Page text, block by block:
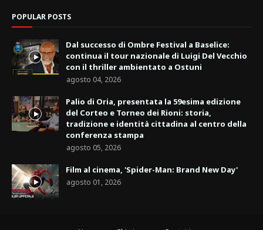
POPULAR POSTS
Dal successo di Ombre Festival a Baselice:
continua il tour nazionale di Luigi Del Vecchio
con il thriller ambientato a Ostuni
agosto 04, 2026
Palio di Oria, presentata la 59esima edizione
del Corteo e Torneo dei Rioni: storia,
tradizione e identità cittadina al centro della
conferenza stampa
agosto 05, 2026
Film al cinema, 'Spider-Man: Brand New Day'
agosto 01, 2026